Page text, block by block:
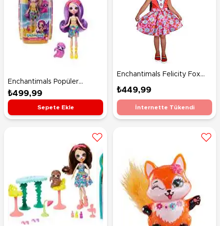
Enchantimals Popüler
Karakter BebeklerSabindra
Sloth ve Hang HRX82
₺499,99
Sepete Ekle
Enchantimals Felicity Fox
Kostüm 7-9 Yaş
₺449,99
İnternette Tükendi